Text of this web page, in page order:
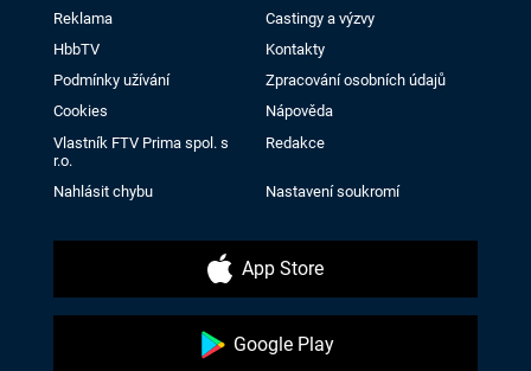
Reklama
Castingy a výzvy
HbbTV
Kontakty
Podmínky užívání
Zpracování osobních údajů
Cookies
Nápověda
Vlastník FTV Prima spol. s
r.o.
Redakce
Nahlásit chybu Nastavení soukromí
App Store
Google Play